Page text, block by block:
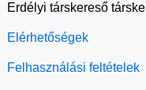
Erdélyi társkereső
Elérhetőségek
Felhasználási feltételek